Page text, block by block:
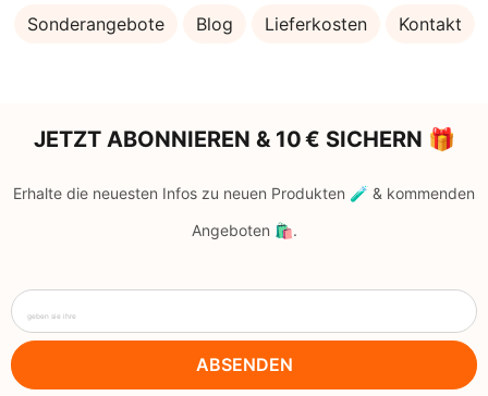
Sonderangebote Blog Lieferkosten Kontakt
JETZT ABONNIEREN & 10 € SICHERN 🎁
Erhalte die neuesten Infos zu neuen Produkten 🧪 & kommenden
Angeboten 🛍️.
geben sie ihre
ABSENDEN